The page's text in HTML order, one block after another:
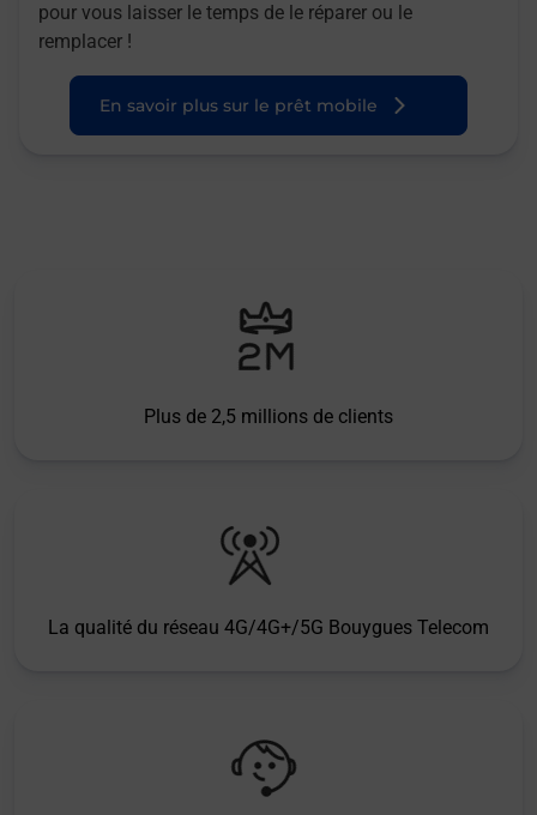
pour vous laisser le temps de le réparer ou le
remplacer !
En savoir plus sur le prêt mobile
Plus de 2,5 millions de clients
La qualité du réseau 4G/4G+/5G Bouygues Telecom